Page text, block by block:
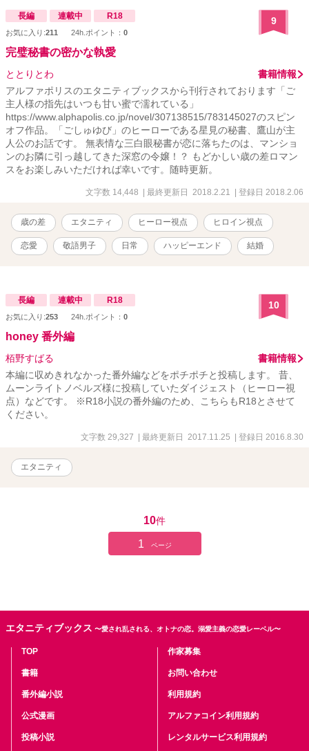
長編 連載中 R18
お気に入り:211 24h.ポイント： 0
9
完璧秘書の密かな執愛
ととりとわ
書籍情報
アルファポリスのエタニティブックスから刊行されております「ご
主人様の指先はいつも甘い蜜で濡れている」
https://www.alphapolis.co.jp/novel/307138515/783145027のスピン
オフ作品。「ごしゅゆび」のヒーローである星見の秘書、鷹山が主
人公のお話です。 無表情な三白眼秘書が恋に落ちたのは、マンショ
ンのお隣に引っ越してきた深窓の令嬢！？ もどかしい歳の差ロマン
スをお楽しみいただければ幸いです。随時更新。
文字数 14,448 | 最終更新日 2018.2.21 | 登録日 2018.2.06
歳の差 エタニティ ヒーロー視点 ヒロイン視点
恋愛 敬語男子 日常 ハッピーエンド 結婚
長編 連載中 R18
お気に入り:253 24h.ポイント： 0
10
honey 番外編
栢野すばる
書籍情報
本編に収めきれなかった番外編などをポチポチと投稿します。 昔、
ムーンライトノベルズ様に投稿していたダイジェスト（ヒーロー視
点）などです。 ※R18小説の番外編のため、こちらもR18とさせて
ください。
文字数 29,327 | 最終更新日 2017.11.25 | 登録日 2016.8.30
エタニティ
10件
1 ページ
エタニティブックス 〜愛され乱される、オトナの恋。溺愛主義の恋愛レーベル〜
TOP
書籍
番外編小説
公式漫画
投稿小説
作家募集
お問い合わせ
利用規約
アルファコイン利用規約
レンタルサービス利用規約